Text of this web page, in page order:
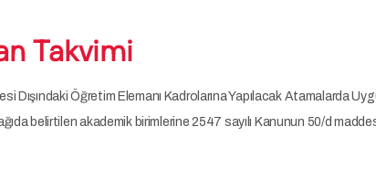
Takvimi
Dışındaki Öğretim Elemanı Kadrolarına Yapılacak Atamalarda
belirtilen akademik birimlerine 2547 sayılı Kanunun 50/d